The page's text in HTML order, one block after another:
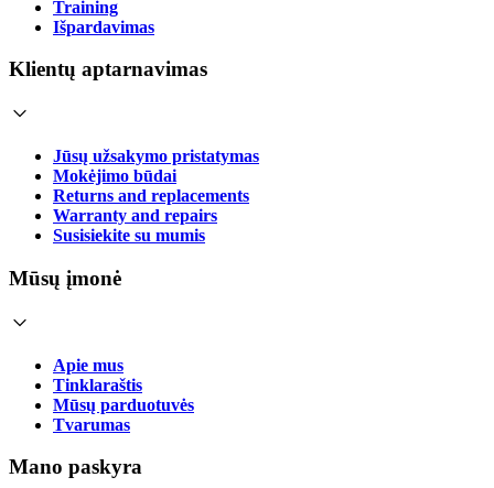
Training
Išpardavimas
Klientų aptarnavimas
Jūsų užsakymo pristatymas
Mokėjimo būdai
Returns and replacements
Warranty and repairs
Susisiekite su mumis
Mūsų įmonė
Apie mus
Tinklaraštis
Mūsų parduotuvės
Tvarumas
Mano paskyra